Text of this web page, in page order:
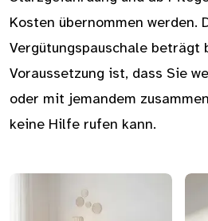
Kosten übernommen werden.
Vergütungspauschale beträgt
Voraussetzung ist, dass Sie
oder mit jemandem
keine Hilfe rufen kann.